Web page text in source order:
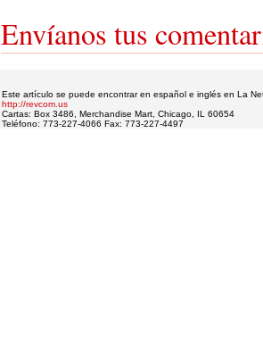
Envíanos tus
Este artículo se puede encontrar en español e inglés en La
http://revcom.us
Cartas: Box 3486, Merchandise Mart, Chicago, IL 60654
Teléfono: 773-227-4066 Fax: 773-227-4497